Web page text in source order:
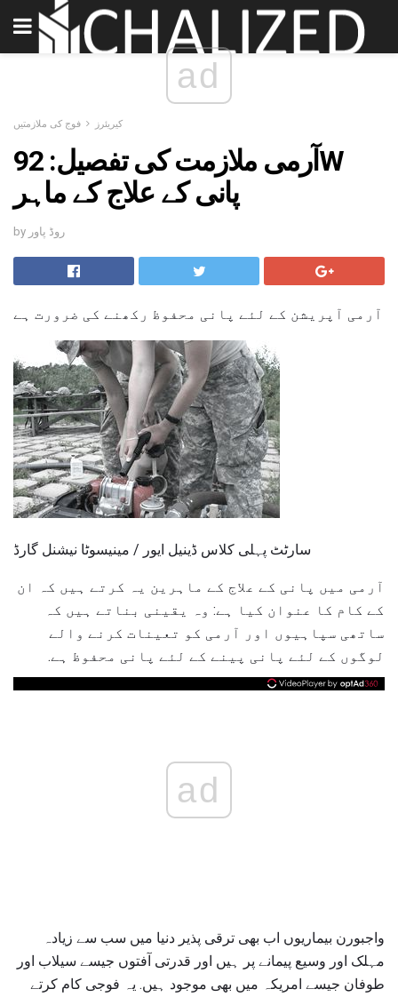
ad
کیریئرز فوج کی ملازمتیں
آرمی ملازمت کی تفصیل: 92W
پانی کے علاج کے ماہر
by روڈ پاور
آرمی آپریشن کے لئے پانی محفوظ رکھنے کی ضرورت ہے
سارٹٹ پہلی کلاس ڈینیل ایور / مینیسوٹا نیشنل گارڈ
آرمی میں پانی کے علاج کے ماہرین یہ کرتے ہیں کہ ان
کے کام کا عنوان کیا ہے: وہ یقینی بناتے ہیں کہ
ساتھی سپاہیوں اور آرمی کو تعینات کرنے والے
لوگوں کے لئے پانی پینے کے لئے پانی محفوظ ہے.
ad
واجبورن بیماریوں اب بھی ترقی پذیر دنیا میں سب سے زیادہ
مہلک اور وسیع پیمانے پر ہیں اور قدرتی آفتوں جیسے سیلاب اور
طوفان جیسے امریکہ میں بھی موجود ہیں. یہ فوجی کام کرتے